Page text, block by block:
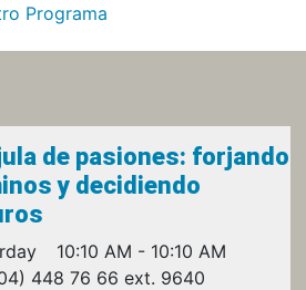
Programa
de pasiones: forjando
y decidiendo
10:10 AM - 10:10 AM
448 76 66 ext. 9640